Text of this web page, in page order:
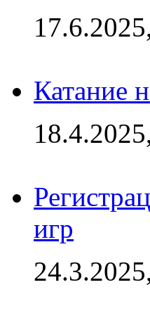
Катание
игр